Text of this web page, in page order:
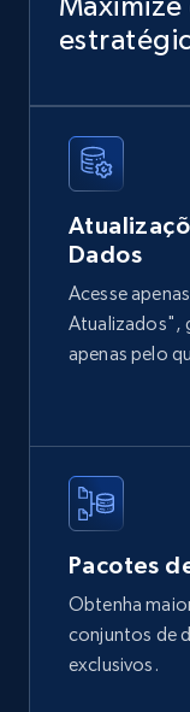
Sku, Product
and more.
eCommerce
2.1K+
Amazon
Title, Seller
Etsy
Dados
Acesse
Atualizados",
apenas pelo
Pacotes
Obtenha
conjuntos de
exclusivos.